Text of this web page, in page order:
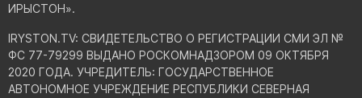
ИРЫСТОН».
IRYSTON.TV: CВИДЕТЕЛЬСТВО О РЕГИСТРАЦИИ СМИ ЭЛ №
ФС 77-79299 ВЫДАНО РОСКОМНАДЗОРОМ 09 ОКТЯБРЯ
2020 ГОДА. УЧРЕДИТЕЛЬ: ГОСУДАРСТВЕННОЕ
АВТОНОМНОЕ УЧРЕЖДЕНИЕ РЕСПУБЛИКИ СЕВЕРНАЯ